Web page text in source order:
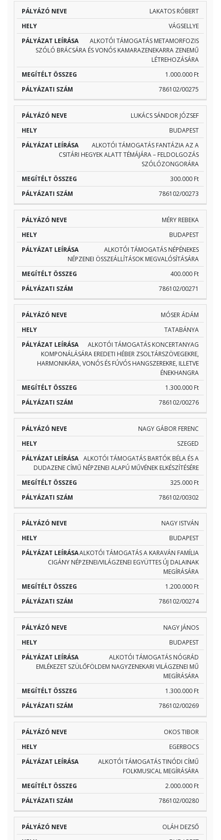
LAKATOS RÓBERT
VÁGSELLYE
ALKOTÓI TÁMOGATÁS METAMORFOZIS
SZÓLÓ BRÁCSÁRA ÉS VONÓS KAMARAZENEKARRA ZENEMŰ
LÉTREHOZÁSÁRA
1.000.000 Ft
786102/00275
LUKÁCS SÁNDOR JÓZSEF
BUDAPEST
ALKOTÓI TÁMOGATÁS FANTÁZIA AZ A
CSITÁRI HEGYEK ALATT TÉMÁJÁRA – FELDOLGOZÁS
SZÓLÓZONGORÁRA
300.000 Ft
786102/00273
MÉRY REBEKA
BUDAPEST
ALKOTÓI TÁMOGATÁS NÉPÉNEKES
NÉPZENEI ÖSSZEÁLLÍTÁSOK MEGVALÓSÍTÁSÁRA
400.000 Ft
786102/00271
MÓSER ÁDÁM
TATABÁNYA
ALKOTÓI TÁMOGATÁS KONCERTANYAG
KOMPONÁLÁSÁRA EREDETI HÉBER ZSOLTÁRSZÖVEGEKRE,
HARMONIKÁRA, VONÓS ÉS FÚVÓS HANGSZEREKRE, ILLETVE
ÉNEKHANGRA
1.300.000 Ft
786102/00276
NAGY GÁBOR FERENC
SZEGED
ALKOTÓI TÁMOGATÁS BARTÓK BÉLA ÉS A
DUDAZENE CÍMŰ NÉPZENEI ALAPÚ MŰVÉNEK ELKÉSZÍTÉSÉRE
325.000 Ft
786102/00302
NAGY ISTVÁN
BUDAPEST
ALKOTÓI TÁMOGATÁS A KARAVÁN FAMÍLIA
CIGÁNY NÉPZENEI/VILÁGZENEI EGYÜTTES ÚJ DALAINAK
MEGÍRÁSÁRA
1.200.000 Ft
786102/00274
NAGY JÁNOS
BUDAPEST
ALKOTÓI TÁMOGATÁS NÓGRÁD
EMLÉKEZET SZÜLŐFÖLDEM NAGYZENEKARI VILÁGZENEI MŰ
MEGÍRÁSÁRA
1.300.000 Ft
786102/00269
OKOS TIBOR
EGERBOCS
ALKOTÓI TÁMOGATÁS TINÓDI CÍMŰ
FOLKMUSICAL MEGÍRÁSÁRA
2.000.000 Ft
786102/00280
OLÁH DEZSŐ